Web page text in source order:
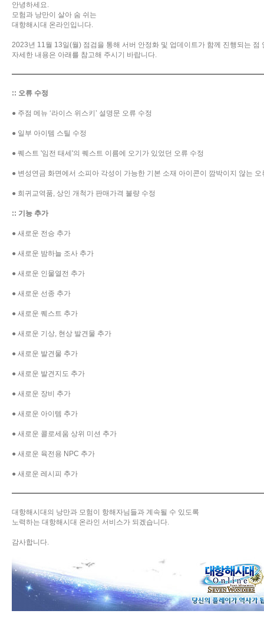
안녕하세요.
모험과 낭만이 살아 숨 쉬는
대항해시대 온라인입니다.
2023년 11월 13일(월) 점검을 통해 서버 안정화 및 업데이트가 함께 진행되는 점
자세한 내용은 아래를 참고해 주시기 바랍니다.
:: 오류 수정
● 주점 메뉴 ‘라이스 위스키’ 설명문 오류 수정
● 일부 아이템 스틸 수정
● 퀘스트 '임전 태세'의 퀘스트 이름에 오기가 있었던 오류 수정
● 변성연금 화면에서 소피아 각성이 가능한 기본 소재 아이콘이 깜박이지 않는 오
● 희귀교역품, 상인 개척가 판매가격 불량 수정
:: 기능 추가
● 새로운 전승 추가
● 새로운 밤하늘 조사 추가
● 새로운 인물열전 추가
● 새로운 선종 추가
● 새로운 퀘스트 추가
● 새로운 기상, 현상 발견물 추가
● 새로운 발견물 추가
● 새로운 발견지도 추가
● 새로운 장비 추가
● 새로운 아이템 추가
● 새로운 콜로세움 상위 미션 추가
● 새로운 육전용 NPC 추가
● 새로운 레시피 추가
대항해시대의 낭만과 모험이 항해자님들과 계속될 수 있도록
노력하는 대항해시대 온라인 서비스가 되겠습니다.
감사합니다.